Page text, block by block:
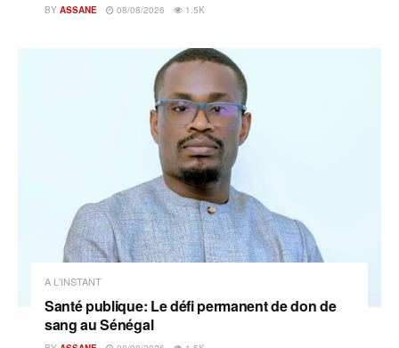
BY ASSANE 08/08/2026 1.5K
A L'INSTANT
Santé publique: Le défi permanent de don de
sang au Sénégal